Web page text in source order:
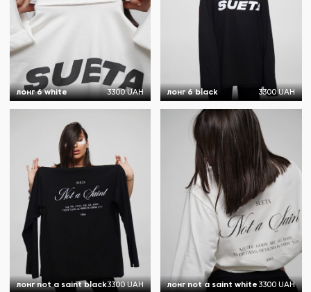
лонг 6 white 3300 UAH лонг 6 black 3300 UAH
лонг not a saint black3300 UAH лонг not a saint white 3300 UAH